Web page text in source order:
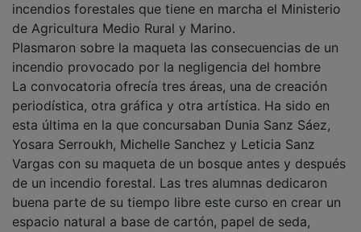
incendios forestales que tiene en marcha el Ministerio
de Agricultura Medio Rural y Marino.
Plasmaron sobre la maqueta las consecuencias de un
incendio provocado por la negligencia del hombre
La convocatoria ofrecía tres áreas, una de creación
periodística, otra gráfica y otra artística. Ha sido en
esta última en la que concursaban Dunia Sanz Sáez,
Yosara Serroukh, Michelle Sanchez y Leticia Sanz
Vargas con su maqueta de un bosque antes y después
de un incendio forestal. Las tres alumnas dedicaron
buena parte de su tiempo libre este curso en crear un
espacio natural a base de cartón, papel de seda,